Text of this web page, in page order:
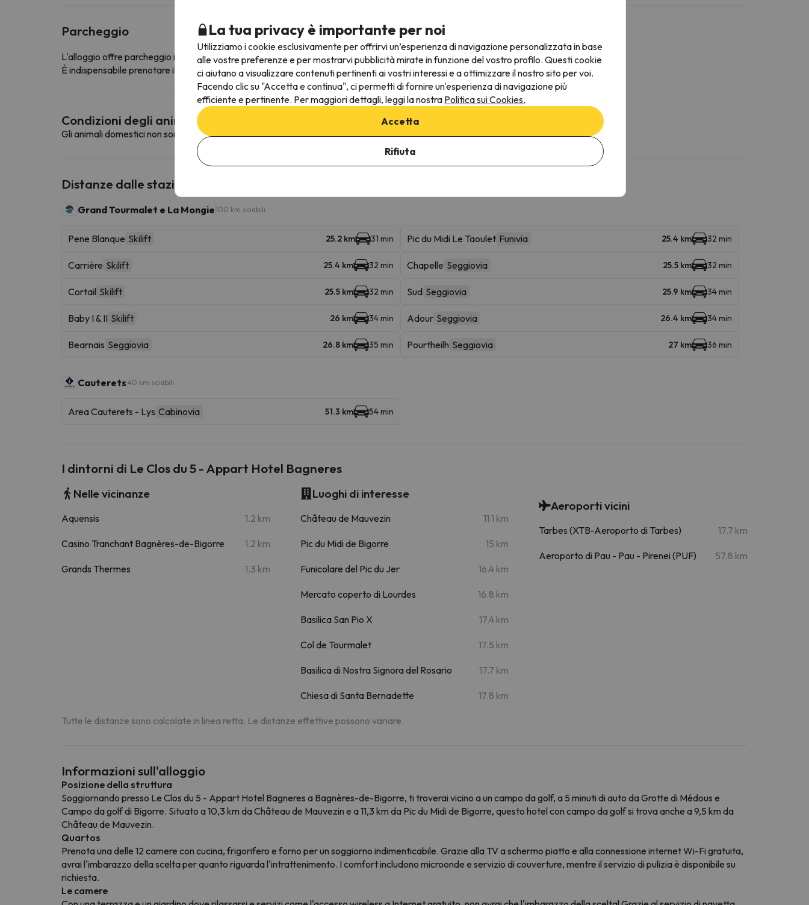
Parcheggio
L'alloggio offre parcheggio interno a pagamento
È indispensabile prenotare il posto auto in anticipo contattando direttamente la struttura ricettiva.
Condizioni degli animali domestici
Gli animali domestici non sono ammessi in questa struttura.
Distanze dalle stazioni sciistiche vicine
Grand Tourmalet e La Mongie100 km sciabili
Pene Blanque Skilift 25.2 km 31 min Pic du Midi Le Taoulet Funivia 25.4 km 32 min
Carrière Skilift 25.4 km 32 min Chapelle Seggiovia 25.5 km 32 min
Cortail Skilift 25.5 km 32 min Sud Seggiovia 25.9 km 34 min
Baby I & II Skilift 26 km 34 min Adour Seggiovia 26.4 km 34 min
Bearnais Seggiovia 26.8 km 35 min Pourtheilh Seggiovia 27 km 36 min
Cauterets 40 km sciabili
Area Cauterets - Lys Cabinovia 51.3 km 54 min
I dintorni di Le Clos du 5 - Appart Hotel Bagneres
Nelle vicinanze
Aquensis 1.2 km
Casino Tranchant Bagnères-de-Bigorre 1.2 km
Grands Thermes 1.3 km
Luoghi di interesse
Château de Mauvezin 11.1 km
Pic du Midi de Bigorre 15 km
Funicolare del Pic du Jer 16.4 km
Mercato coperto di Lourdes 16.8 km
Basilica San Pio X 17.4 km
Col de Tourmalet 17.5 km
Basilica di Nostra Signora del Rosario 17.7 km
Chiesa di Santa Bernadette 17.8 km
Aeroporti vicini
Tarbes (XTB-Aeroporto di Tarbes) 17.7 km
Aeroporto di Pau - Pau - Pirenei (PUF) 57.8 km
Tutte le distanze sono calcolate in linea retta. Le distanze effettive possono variare.
Informazioni sull'alloggio
Posizione della struttura
Soggiornando presso Le Clos du 5 - Appart Hotel Bagneres a Bagnères-de-Bigorre, ti troverai vicino a un campo da golf, a 5 minuti di auto da Grotte di Médous e
Campo da golf di Bigorre. Situato a 10,3 km da Château de Mauvezin e a 11,3 km da Pic du Midi de Bigorre, questo hotel con campo da golf si trova anche a 9,5 km da
Château de Mauvezin.
Quartos
Prenota una delle 12 camere con cucina, frigorifero e forno per un soggiorno indimenticabile. Grazie alla TV a schermo piatto e alla connessione internet Wi-Fi gratuita,
avrai l'imbarazzo della scelta per quanto riguarda l'intrattenimento. I comfort includono microonde e servizio di couverture, mentre il servizio di pulizia è disponibile su
richiesta.
Le camere
La tua privacy è importante per noi
Utilizziamo i cookie esclusivamente per offrirvi un’esperienza di navigazione personalizzata in base
alle vostre preferenze e per mostrarvi pubblicità mirate in funzione del vostro profilo. Questi cookie
ci aiutano a visualizzare contenuti pertinenti ai vostri interessi e a ottimizzare il nostro sito per voi.
Facendo clic su "Accetta e continua", ci permetti di fornire un'esperienza di navigazione più
efficiente e pertinente. Per maggiori dettagli, leggi la nostra Politica sui Cookies.
Accetta
Rifiuta